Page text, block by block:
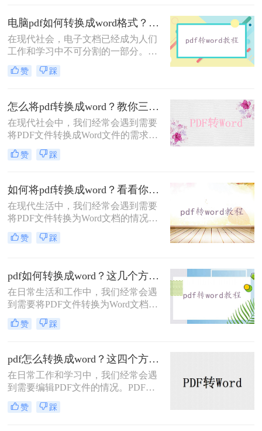
中，我们将介绍pdf转word怎么转换方
法，帮助您实现这一转换。
电脑pdf如何转换成word格式？教你二种好用的方法！
在现代社会，电子文档已经成为人们
工作和学习中不可分割的一部分。有
时我们可能会在电脑中收到一些重要
的PDF文件，但由于一些需要进行编
其转换成Word格式。本文将详细介绍
电脑pdf如何转换成word格式。​
赞 踩
怎么将pdf转换成word？教你三个方法！
在现代社会中，我们经常会遇到需要
将PDF文件转换成Word文件的需求。
无论是为了编辑文本内容，还是为了
复制、粘贴或进行其他操作，将PDF
作和学习。那么，怎么将pdf转换成
word呢？本文将为大家提供详细的教
程及推荐一些高效的软件，帮助大家
顺利完成转换任务。
赞 踩
如何将pdf转换成word？看看你最适合哪种方法！
在现代生活中，我们经常会遇到需要
将PDF文件转换为Word文档的情况。
不管是出于编辑需要，还是为了方便
和共享，将PDF转换为Word是一个十
是选择一个高效且易于使用的工具非
常重要。在本文中，我们将向您介绍
如何将pdf转换成word，并提供一些值
得信赖的工具供您选择。
赞 踩
pdf如何转换成word？这几个方法教你轻松转换！
在日常生活和工作中，我们经常会遇
到需要将PDF文件转换为Word文档的
情况。转换后的文档可以方便地进行
编辑、排版和分享，满足不同的需
word方法，帮助您轻松实现转换。
赞 踩
pdf怎么转换成word？这四个方法教你轻松搞定！
在日常工作和学习中，我们经常会遇
到需要编辑PDF文件的情况。PDF文
件格式的普及使得我们可以在不同的
设备上阅读和分享文件，但它也带来
赞 踩